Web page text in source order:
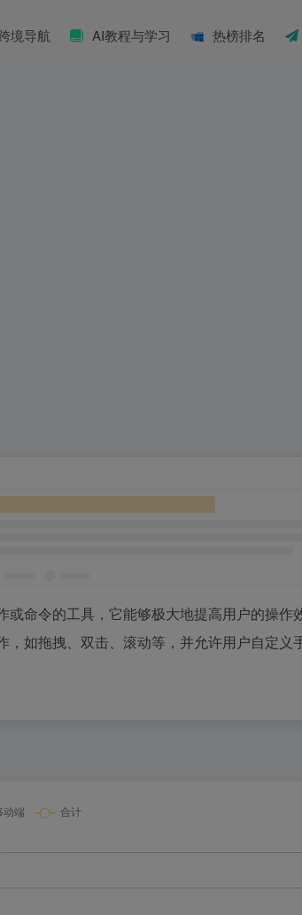
境导航 AI教程与学习 热榜排名
命令的工具，它能够极大地提高用户的操作
如拖拽、双击、滚动等，并允许用户自定义